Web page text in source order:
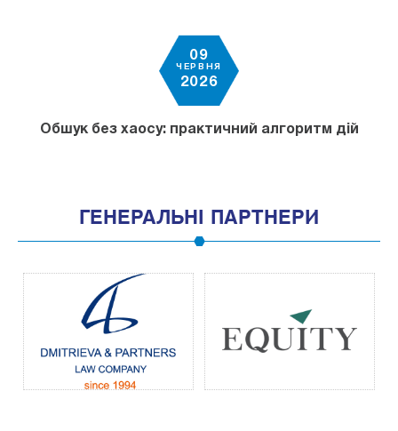
09
ЧЕРВНЯ
2026
Обшук без хаосу: практичний алгоритм дій
ГЕНЕРАЛЬНІ ПАРТНЕРИ